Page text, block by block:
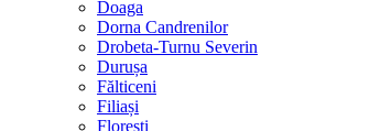
Doaga
Dorna Candrenilor
Drobeta-Turnu Severin
Durușa
Fălticeni
Filiași
Florești